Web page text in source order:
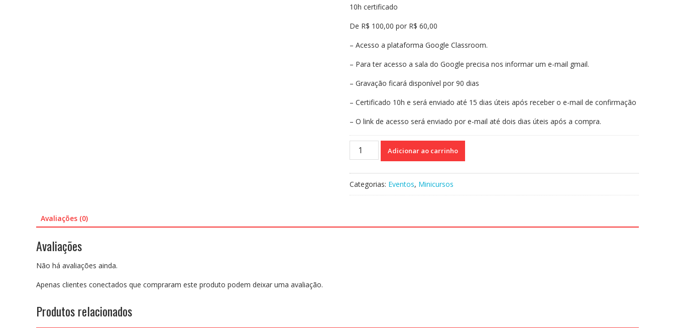
10h certificado
De R$ 100,00 por R$ 60,00
– Acesso a plataforma Google Classroom.
– Para ter acesso a sala do Google precisa nos informar um e-mail gmail.
– Gravação ficará disponível por 90 dias
– Certificado 10h e será enviado até 15 dias úteis após receber o e-mail de confirmação
– O link de acesso será enviado por e-mail até dois dias úteis após a compra.
Curso
-
Adicionar ao carrinho
Categorias: Eventos, Minicursos
Avaliações (0)
Avaliações
Não há avaliações ainda.
Apenas clientes conectados que compraram este produto podem deixar uma avaliação.
Produtos relacionados